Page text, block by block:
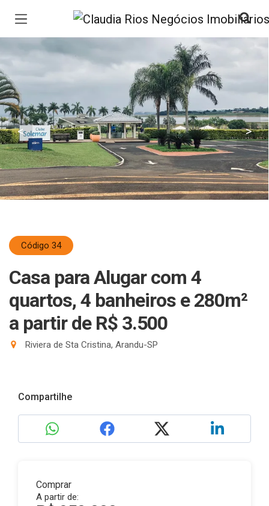
Página inicial
< >
Código 34
Casa para Alugar com 4
quartos, 4 banheiros e 280m²
a partir de R$ 3.500
Riviera de Sta Cristina, Arandu-SP
Compartilhe
Comprar
A partir de: